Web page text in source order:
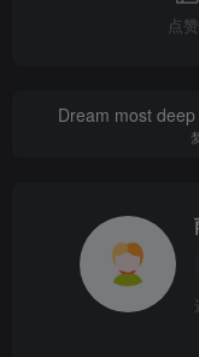
点赞
Dream most